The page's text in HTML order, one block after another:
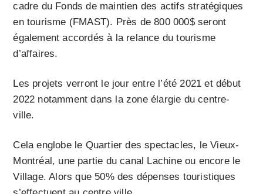
cadre du Fonds de maintien des actifs stratégiques
en tourisme (FMAST). Près de 800 000$ seront
également accordés à la relance du tourisme
d’affaires.
Les projets verront le jour entre l’été 2021 et début
2022 notamment dans la zone élargie du centre-
ville.
Cela englobe le Quartier des spectacles, le Vieux-
Montréal, une partie du canal Lachine ou encore le
Village. Alors que 50% des dépenses touristiques